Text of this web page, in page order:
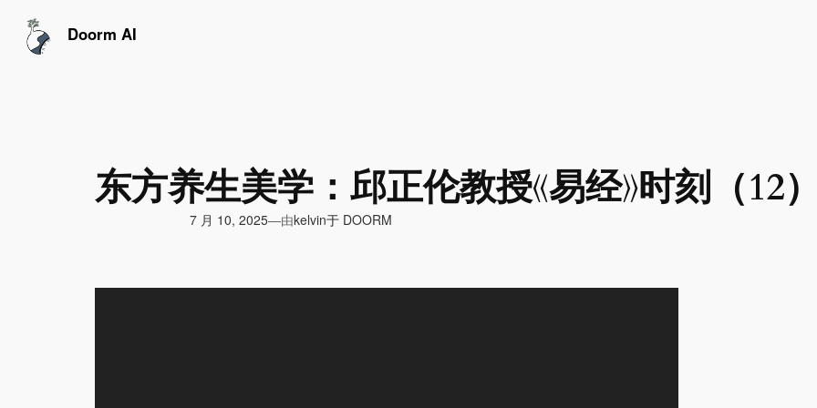
Doorm AI
东方养生美学：邱正伦教授《易经》时刻（12）
7 月 10, 2025—由kelvin于 DOORM